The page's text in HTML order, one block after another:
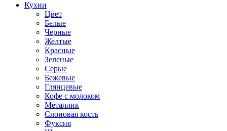
Кухни
Цвет
Белые
Черные
Желтые
Красные
Зеленые
Серые
Бежевые
Глянцевые
Кофе с молоком
Металлик
Слоновая кость
Фуксия